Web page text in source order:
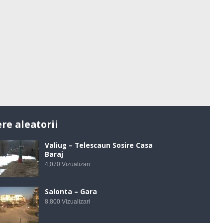
aleatorii
Valiug – Telescaun Sosire Casa
Baraj
4,070 Vizualizari
Salonta – Gara
8,800 Vizualizari